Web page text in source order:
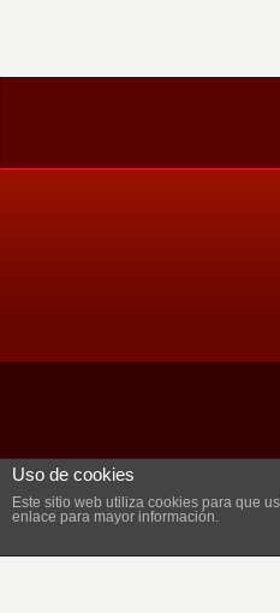
Uso de cookies
Este sitio web utiliza cookies para que
enlace para mayor información.